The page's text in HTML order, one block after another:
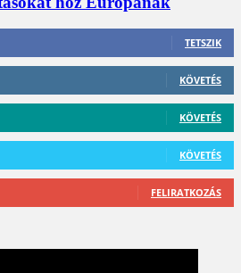
TETSZIK
KÖVETÉS
KÖVETÉS
KÖVETÉS
FELIRATKOZÁS